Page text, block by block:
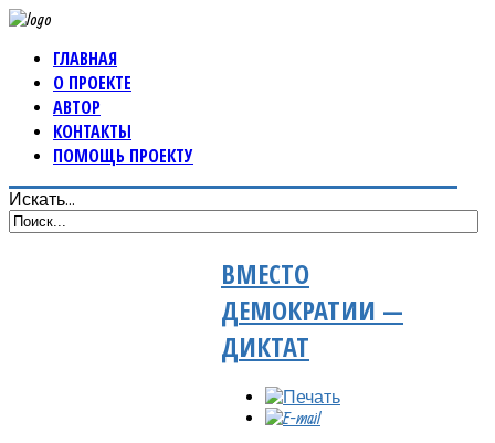
ГЛАВНАЯ
О ПРОЕКТЕ
АВТОР
КОНТАКТЫ
ПОМОЩЬ ПРОЕКТУ
Искать...
ВМЕСТО
ДЕМОКРАТИИ —
ДИКТАТ